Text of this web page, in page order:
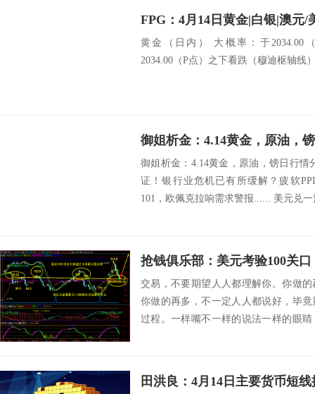
FPG：4月14日黄金|白银|澳元/
黄金（日内） 大概率：于2034.00
2034.00（P点）之下看跌（穆迪枢轴线
御姐析金：4.14黄金，原油，
御姐析金：4.14黄金，原油，镑日行
证！银行业危机已有所缓解？疲软
101，欧佩克拉响需求警报...... 美元兑
抢钱俱乐部：美元考验100关
交易，不要期望人人都理解你。你做
你做的再多，不一定人人都说好，毕
过程。一样嘴不一样的说法一样的眼
田洪良：4月14日主要货币